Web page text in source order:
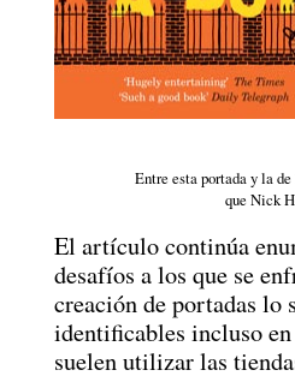
Entre esta portada y la de
que Nick
El artículo continúa
desafíos a los que se
creación de portadas lo
identificables incluso
suelen utilizar las